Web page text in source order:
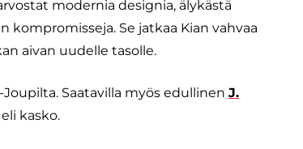
modernia designia, älykästä
Se jatkaa Kian vahvaa
aivan uudelle tasolle.
Saatavilla myös edullinen J.
eli kasko.